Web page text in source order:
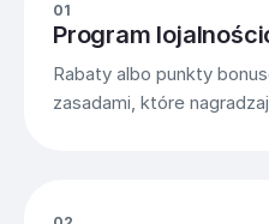
01
Program
Rabaty albo punkty
zasadami, które